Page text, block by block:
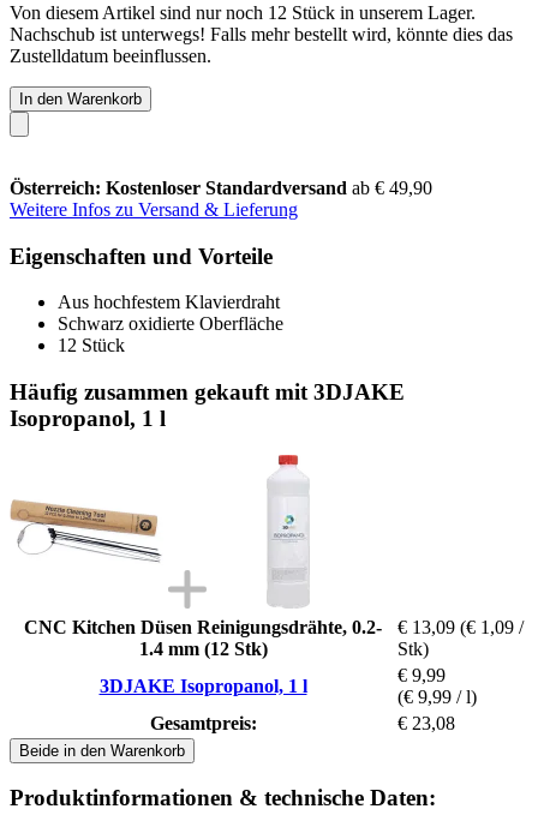
Von diesem Artikel sind nur noch 12 Stück in unserem Lager.
Nachschub ist unterwegs! Falls mehr bestellt wird, könnte dies das
Zustelldatum beeinflussen.
In den Warenkorb
Österreich: Kostenloser Standardversand ab € 49,90
Weitere Infos zu Versand & Lieferung
Eigenschaften und Vorteile
Aus hochfestem Klavierdraht
Schwarz oxidierte Oberfläche
12 Stück
Häufig zusammen gekauft mit 3DJAKE
Isopropanol, 1 l
CNC Kitchen Düsen Reinigungsdrähte, 0.2-
1.4 mm (12 Stk)
€ 13,09 (€ 1,09 /
Stk)
3DJAKE Isopropanol, 1 l
€ 9,99
(€ 9,99 / l)
Gesamtpreis:
€ 23,08
Beide in den Warenkorb
Produktinformationen & technische Daten: